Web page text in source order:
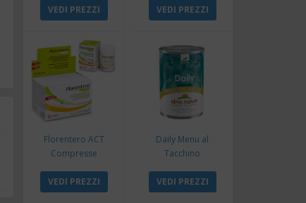
VEDI PREZZI
Coniglio e Mela
VEDI PREZZI
Florentero ACT
Compresse
VEDI PREZZI
Daily Menu al
Tacchino
VEDI PREZZI